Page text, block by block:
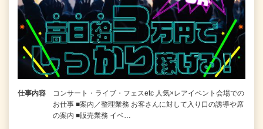
仕事内容
コンサート・ライブ・フェスetc 人気×レアイベント会場での
お仕事 ■案内／整理業務 お客さんに対して入り口の誘導や席
の案内 ■販売業務 イベ…